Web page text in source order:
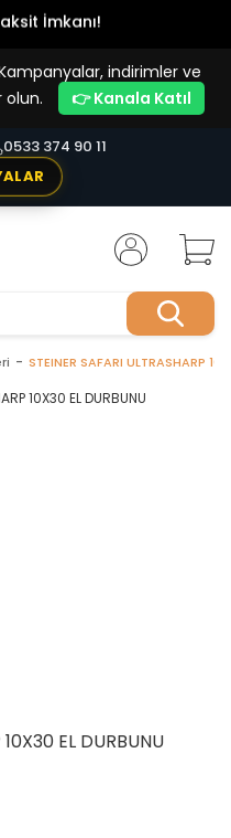
İmkanı!
Kampanyalar, indirimler ve
olun.
👉 Kanala Katıl
0533 374 90 11
STEINER SAFARI ULTRASHARP
EL DURBUNU